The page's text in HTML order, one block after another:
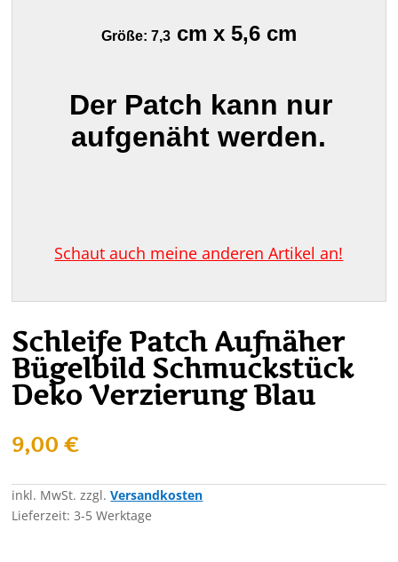
Größe: 7,3cm x 5,6 cm
Der Patch kann nur
aufgenäht werden.
Schaut auch meine anderen Artikel an!
Schleife Patch Aufnäher
Bügelbild Schmuckstück
Deko Verzierung Blau
9,00€
inkl. MwSt. zzgl.Versandkosten
Lieferzeit:3-5 Werktage